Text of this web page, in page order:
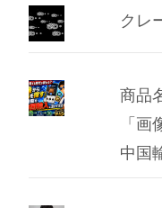
ブ
クレ
商品
「
中国